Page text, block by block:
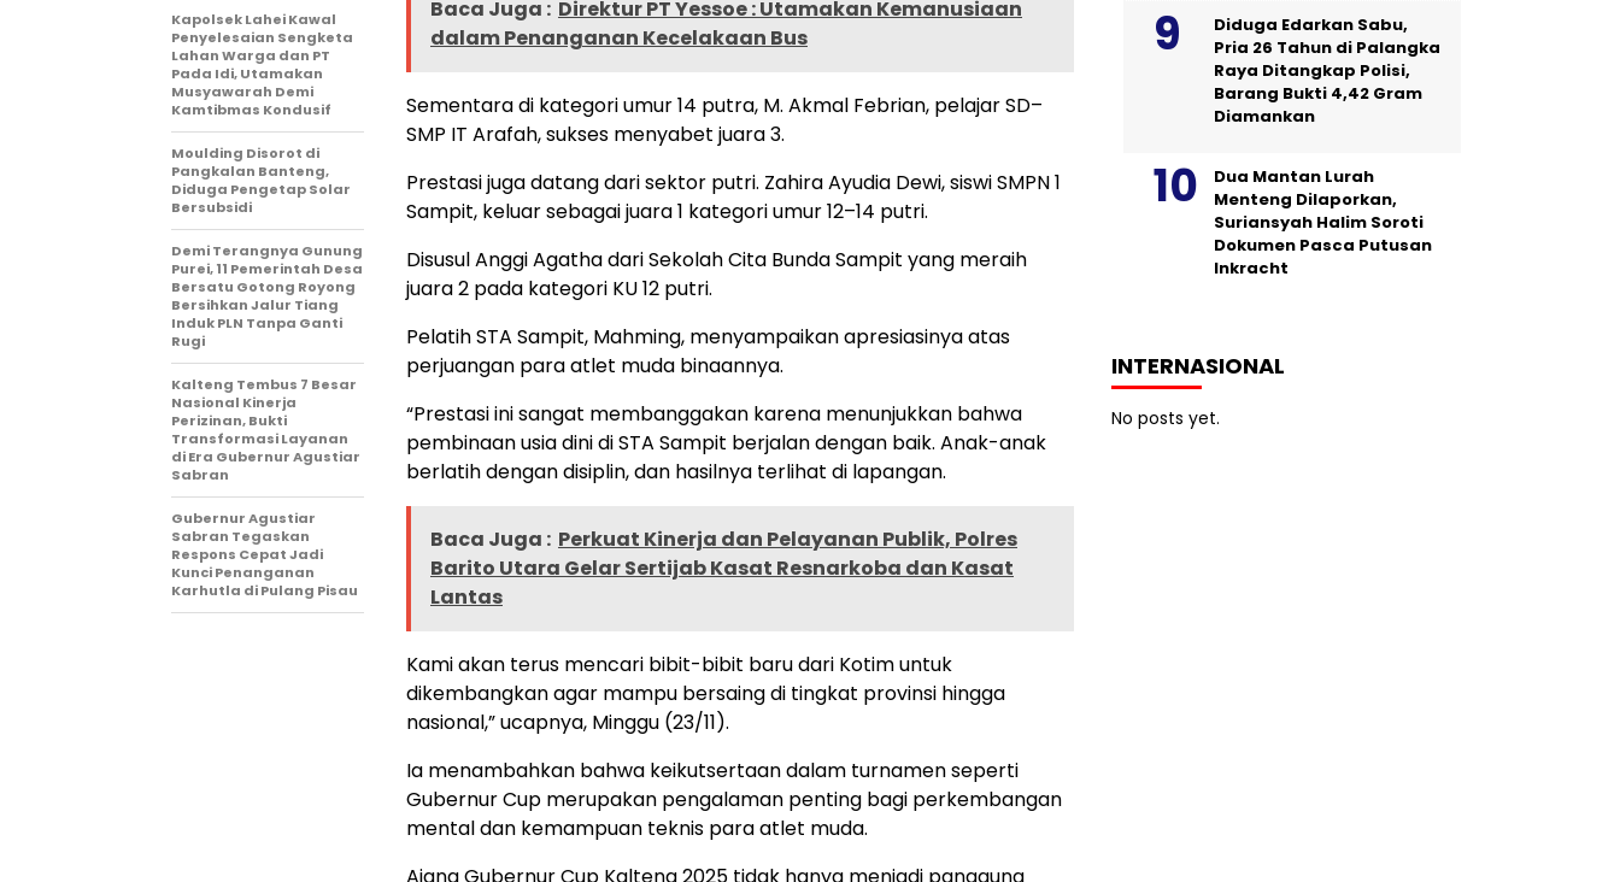
Baca Juga : Direktur PT Yessoe : Utamakan Kemanusiaan
dalam Penanganan Kecelakaan Bus
Sementara di kategori umur 14 putra, M. Akmal Febrian, pelajar SD–
SMP IT Arafah, sukses menyabet juara 3.
Prestasi juga datang dari sektor putri. Zahira Ayudia Dewi, siswi SMPN 1
Sampit, keluar sebagai juara 1 kategori umur 12–14 putri.
Disusul Anggi Agatha dari Sekolah Cita Bunda Sampit yang meraih
juara 2 pada kategori KU 12 putri.
Pelatih STA Sampit, Mahming, menyampaikan apresiasinya atas
perjuangan para atlet muda binaannya.
“Prestasi ini sangat membanggakan karena menunjukkan bahwa
pembinaan usia dini di STA Sampit berjalan dengan baik. Anak-anak
berlatih dengan disiplin, dan hasilnya terlihat di lapangan.
Baca Juga : Perkuat Kinerja dan Pelayanan Publik, Polres
Barito Utara Gelar Sertijab Kasat Resnarkoba dan Kasat
Lantas
Kami akan terus mencari bibit-bibit baru dari Kotim untuk
dikembangkan agar mampu bersaing di tingkat provinsi hingga
nasional,” ucapnya, Minggu (23/11).
Ia menambahkan bahwa keikutsertaan dalam turnamen seperti
Gubernur Cup merupakan pengalaman penting bagi perkembangan
mental dan kemampuan teknis para atlet muda.
Ajang Gubernur Cup Kalteng 2025 tidak hanya menjadi panggung
Kapolsek Lahei Kawal
Penyelesaian Sengketa
Lahan Warga dan PT
Pada Idi, Utamakan
Musyawarah Demi
Kamtibmas Kondusif
Moulding Disorot di
Pangkalan Banteng,
Diduga Pengetap Solar
Bersubsidi
Demi Terangnya Gunung
Purei, 11 Pemerintah Desa
Bersatu Gotong Royong
Bersihkan Jalur Tiang
Induk PLN Tanpa Ganti
Rugi
Kalteng Tembus 7 Besar
Nasional Kinerja
Perizinan, Bukti
Transformasi Layanan
di Era Gubernur Agustiar
Sabran
Gubernur Agustiar
Sabran Tegaskan
Respons Cepat Jadi
Kunci Penanganan
Karhutla di Pulang Pisau
Diduga Edarkan Sabu,
Pria 26 Tahun di Palangka
Raya Ditangkap Polisi,
Barang Bukti 4,42 Gram
Diamankan
Dua Mantan Lurah
Menteng Dilaporkan,
Suriansyah Halim Soroti
Dokumen Pasca Putusan
Inkracht
INTERNASIONAL
No posts yet.